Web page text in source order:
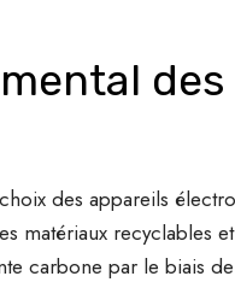
des appareils
matériaux recyclables
carbone par le biais